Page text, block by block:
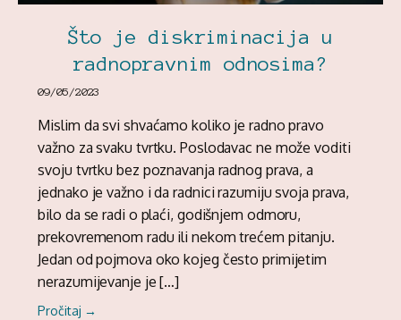
Što je diskriminacija u
radnopravnim odnosima?
09/05/2023
Mislim da svi shvaćamo koliko je radno pravo
važno za svaku tvrtku. Poslodavac ne može voditi
svoju tvrtku bez poznavanja radnog prava, a
jednako je važno i da radnici razumiju svoja prava,
bilo da se radi o plaći, godišnjem odmoru,
prekovremenom radu ili nekom trećem pitanju.
Jedan od pojmova oko kojeg često primijetim
nerazumijevanje je […]
Pročitaj →